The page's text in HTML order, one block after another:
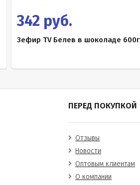
342 руб.
Зефир TV Белев в шоколаде 600г
ПЕРЕД ПОКУПКОЙ
Отзывы
Новости
Оптовым клиентам
О компании